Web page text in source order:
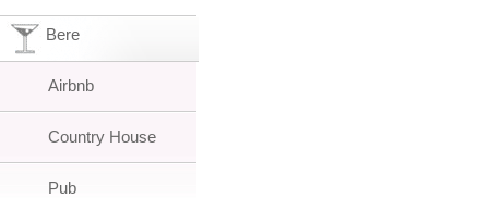
Bere
Airbnb
Country House
Pub